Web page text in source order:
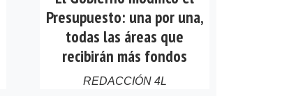
Presupuesto: una por una,
todas las áreas que
recibirán más fondos
REDACCIÓN 4L